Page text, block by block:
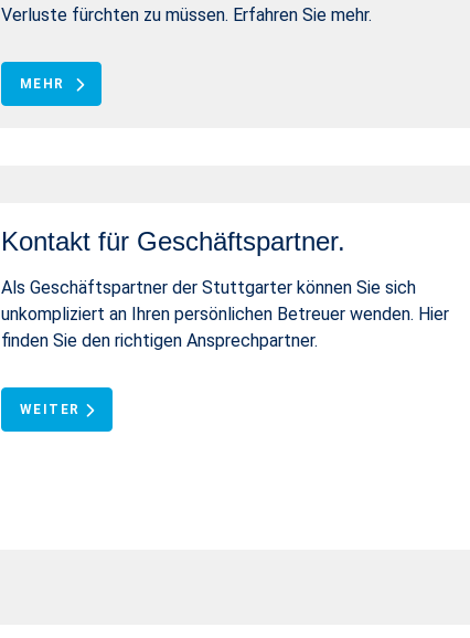
Verluste fürchten zu müssen. Erfahren Sie mehr.
MEHR
Kontakt für Geschäftspartner.
Als Geschäftspartner der Stuttgarter können Sie sich
unkompliziert an Ihren persönlichen Betreuer wenden. Hier
finden Sie den richtigen Ansprechpartner.
WEITER